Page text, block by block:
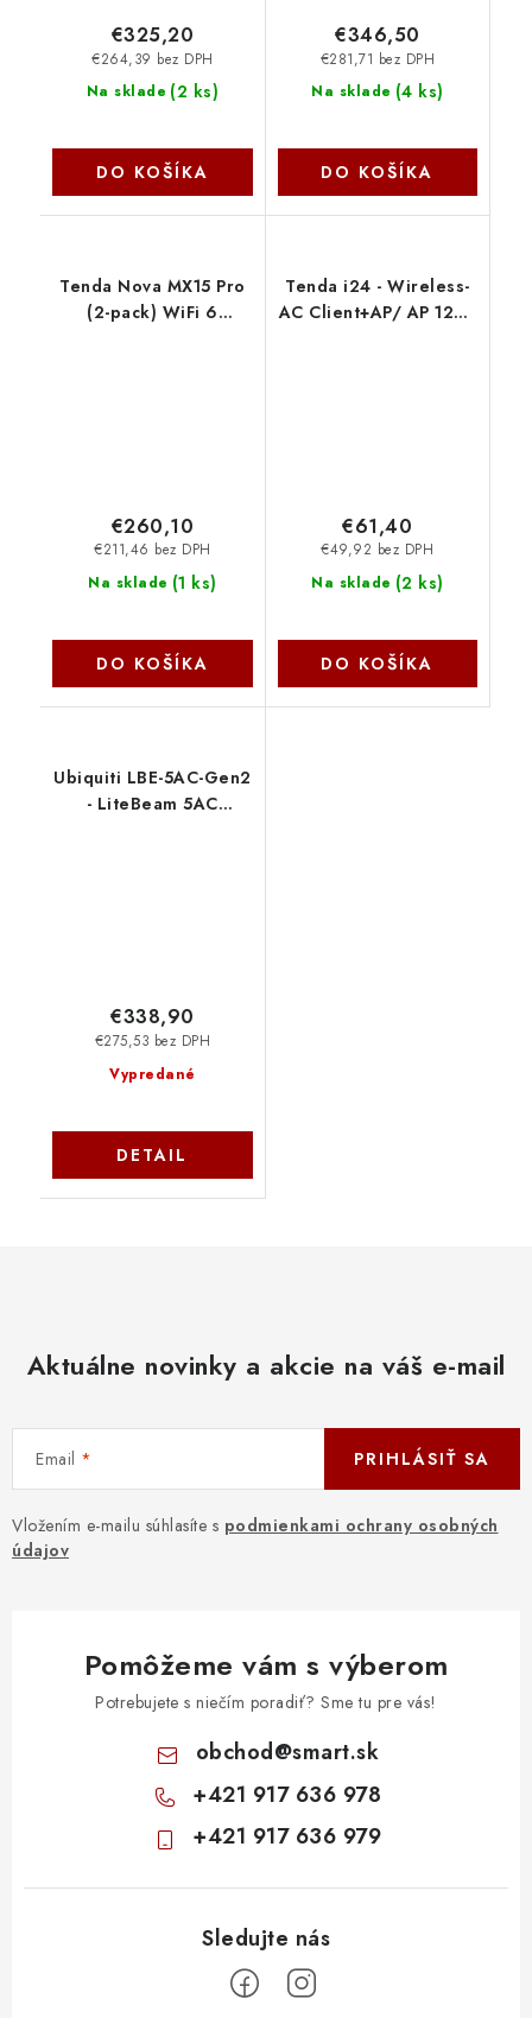
Na sklade (2 ks)
€264,39 bez DPH
€325,20
DO KOŠÍKA
Na sklade (4 ks)
€281,71 bez DPH
€346,50
DO KOŠÍKA
Tenda Nova MX15 Pro
(2-pack) WiFi 6
Na sklade (1 ks)
€211,46 bez DPH
€260,10
DO KOŠÍKA
Tenda i24 - Wireless-
AC Client+AP/ AP 1200
Na sklade (2 ks)
€49,92 bez DPH
€61,40
DO KOŠÍKA
Ubiquiti LBE-5AC-Gen2
- LiteBeam 5AC
Vypredané
€275,53 bez DPH
€338,90
DETAIL
Aktuálne novinky a akcie na váš e-mail
Email
Vložením e-mailu súhlasíte s podmienkami ochrany osobných
údajov
PRIHLÁSIŤ SA
Pomôžeme vám s výberom
Potrebujete s niečím poradiť? Sme tu pre vás!
obchod@smart.sk
+421 917 636 978
+421 917 636 979